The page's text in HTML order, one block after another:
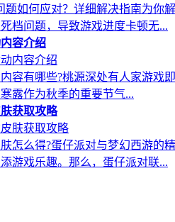
题如何应对？详细解决指南为你
档问题，导致游戏进度卡顿无...
容介绍
容有哪些?桃源深处有人家游戏
露作为秋季的重要节气...
获取攻略
怎么得?蛋仔派对与梦幻西游的
游戏乐趣。那么，蛋仔派对联...